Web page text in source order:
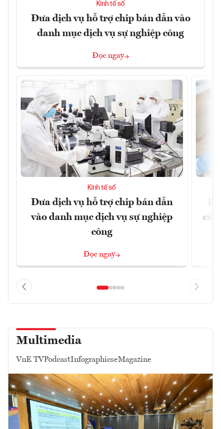
Kinh tế số
Đưa dịch vụ hỗ trợ chip bán dẫn vào
danh mục dịch vụ sự nghiệp công
Đọc ngay
Kinh tế số
Đưa dịch vụ hỗ trợ chip bán dẫn
vào danh mục dịch vụ sự nghiệp
công
Đọc ngay
Multimedia
VnE TVPodcastInfographicseMagazine